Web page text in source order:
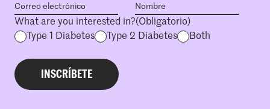
What are you interested in?(Obligatorio)
Type 1 Diabetes
Type 2 Diabetes Both